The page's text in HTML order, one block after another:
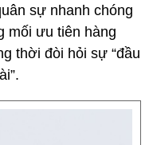
sự nhanh chóng
mối ưu tiên hàng
thời đòi hỏi sự “đầu